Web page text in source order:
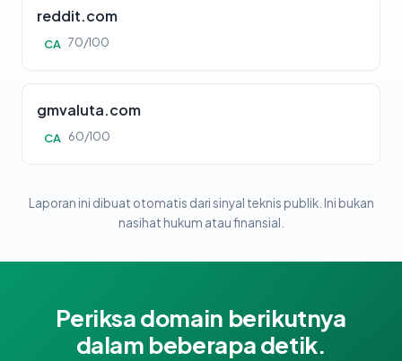
reddit.com
CA 70/100
gmvaluta.com
CA 60/100
Laporan ini dibuat otomatis dari sinyal teknis publik. Ini bukan
nasihat hukum atau finansial.
Periksa domain berikutnya
dalam beberapa detik.